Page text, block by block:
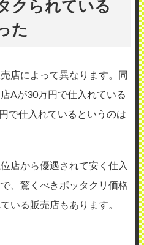
クられている
た
店によって異なります。同
Aが30万円で仕入れている
で仕入れているというのは
店から優遇されて安く仕入
、驚くべきボッタクリ価格
いる販売店もあります。